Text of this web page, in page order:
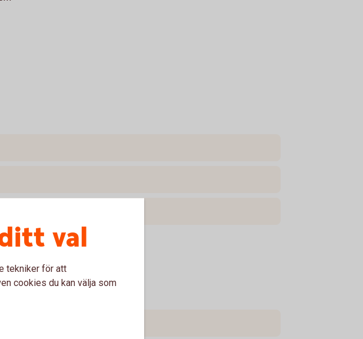
val
tekniker för att
cookies du kan välja som